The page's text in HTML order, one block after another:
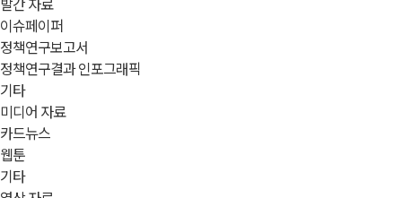
이슈페이퍼
정책연구보고서
정책연구결과 인포그래픽
기타
미디어 자료
카드뉴스
웹툰
기타